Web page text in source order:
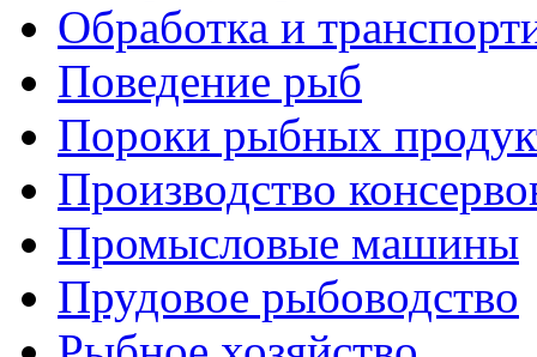
Обработка и
Поведение рыб
Пороки рыбных
Производство
Промысловые машины
Прудовое рыбоводство